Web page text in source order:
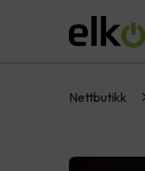
Nettbutikk